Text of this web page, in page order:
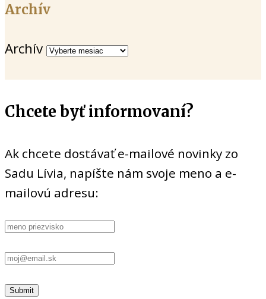
Archív
Archív
Chcete byť informovaní?
Ak chcete dostávať e-mailové novinky zo
Sadu Lívia, napíšte nám svoje meno a e-
mailovú adresu: